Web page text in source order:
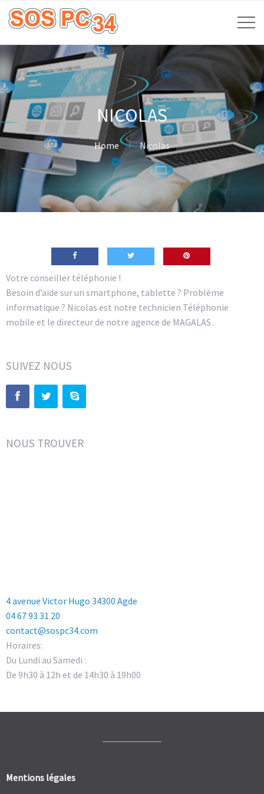
NICOLAS
Home Nicolas
Votre conseiller téléphonie !
Besoin d’aide sur un smartphone, tablette ? Problème
informatique ? Nicolas est notre technicien Téléphonie
mobile et le directeur de notre agence de MAGALAS .
SUIVEZ NOUS
NOUS TROUVER
4 avenue Victor Hugo 34300 Agde
04 67 93 31 20
contact@sospc34.com
Horaires:
Du Lundi au Samedi :
De 9h30 à 12h et de 14h30 à 19h00
Mentions légales